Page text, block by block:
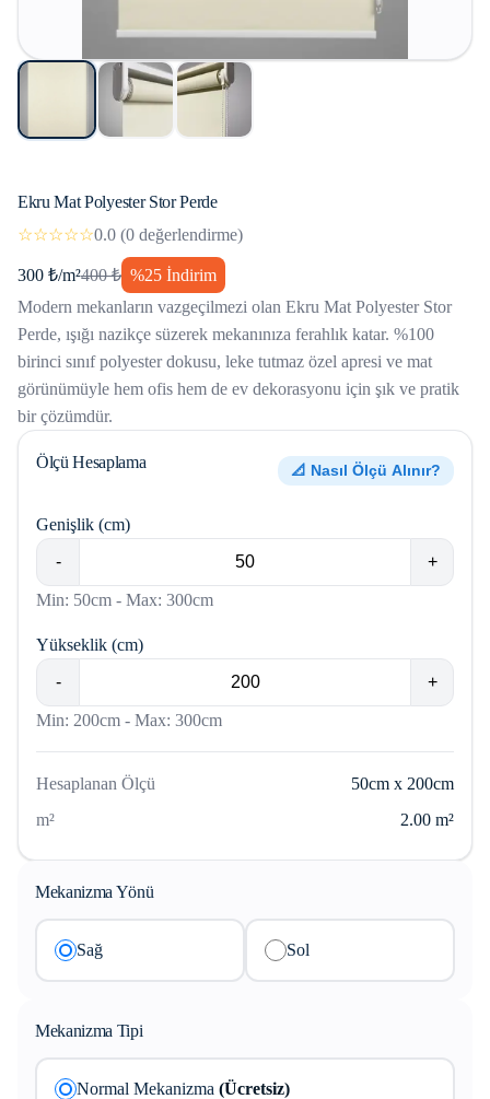
Ekru Mat Polyester Stor Perde
☆☆☆☆☆0.0 (0 değerlendirme)
300 ₺/m²400₺ %25 İndirim
Modern mekanların vazgeçilmezi olan Ekru Mat Polyester Stor
Perde, ışığı nazikçe süzerek mekanınıza ferahlık katar. %100
birinci sınıf polyester dokusu, leke tutmaz özel apresi ve mat
görünümüyle hem ofis hem de ev dekorasyonu için şık ve pratik
bir çözümdür.
Ölçü Hesaplama 📐 Nasıl Ölçü Alınır?
Genişlik (cm)
-
+
Min: 50cm - Max: 300cm
Yükseklik (cm)
-
+
Min: 200cm - Max: 300cm
Hesaplanan Ölçü 50cm x 200cm
m²
2.00 m²
Mekanizma Yönü
Sağ Sol
Mekanizma Tipi
Normal Mekanizma (Ücretsiz)